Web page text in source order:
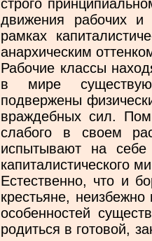
строго
движения рабочих
рамках
анархическим
Рабочие классы
в мире
подвержены
враждебных сил.
слабого в своем
испы­тывают на себе
капиталистического
Естественно, что и
крестьяне,
особенностей
родиться в готовой,